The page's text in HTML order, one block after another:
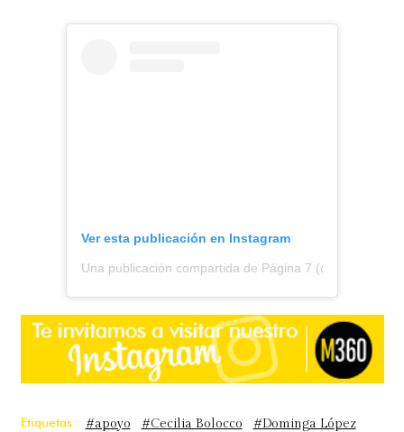
Ver esta publicación en Instagram
Una publicación compartida de Página 7
Etiquetas : #apoyo #Cecilia Bolocco
#Dominga López